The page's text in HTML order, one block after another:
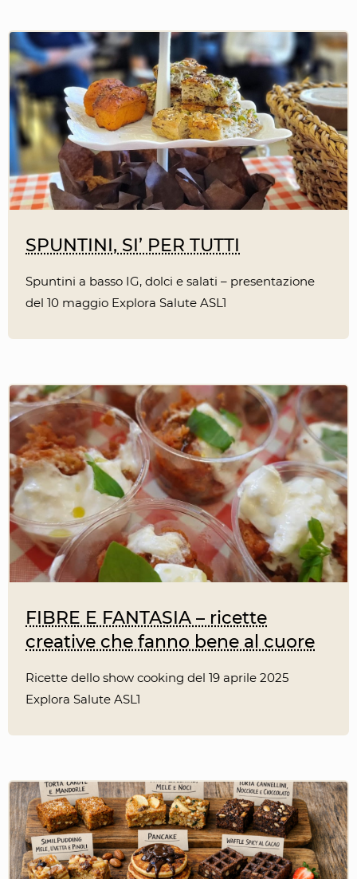
SPUNTINI, SI’ PER TUTTI
Spuntini a basso IG, dolci e salati – presentazione
del 10 maggio Explora Salute ASL1
FIBRE E FANTASIA – ricette
creative che fanno bene al cuore
Ricette dello show cooking del 19 aprile 2025
Explora Salute ASL1